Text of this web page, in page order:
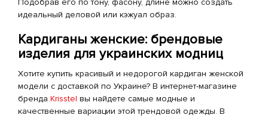
Подобрав его по тону, фасону, длине можно создать
идеальный деловой или кэжуал образ.
Кардиганы женские: брендовые
изделия для украинских модниц
Хотите купить красивый и недорогой кардиган женской
модели с доставкой по Украине? В интернет-магазине
бренда Krisstel вы найдете самые модные и
качественные вариации этой трендовой одежды. В